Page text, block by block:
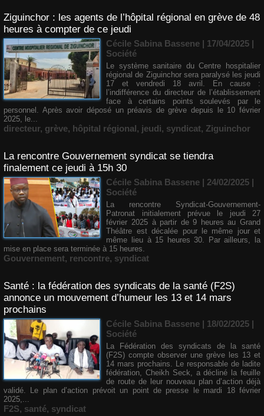
Ziguinchor : les agents de l’hôpital régional en grève de 48
heures à compter de ce jeudi
Cécile Sabina Bassene | 17/04/2025 |
Société
Le système sanitaire du Centre hospitalier
régional de Ziguinchor sera paralysé les jeudi
17 et vendredi 18 avril. En cause :
l’indifférence du directeur de l’établissement
face à certains points soulevés par le
personnel. Après avoir déposé un préavis de grève depuis le 10 février
2025, le...
directeur, grève, hôpital régional, jeudi, syndicat, Ziguinchor
La rencontre Gouvernement syndicat se tiendra
finalement ce jeudi à 15h 30
Cécile Sabina Bassene | 24/02/2025 |
Société
La rencontre Syndicat-Gouvernement-
Patronat initialement prévue le jeudi 27
février 2025 à partir de 9 heures au Grand
Théâtre est décalée pour le même jour et
même lieu à 15 heures 30. Par ailleurs, la
mise en place sera terminée à 15 heures.
Gouvernement, rencontre, syndicat
Santé : la fédération des syndicats de la santé (F2S)
annonce un mouvement d’humeur les 13 et 14 mars
prochains
Cécile Sabina Bassene | 18/02/2025 |
Société
La Fédération des syndicats de la santé
(F2S) compte observer une grève les 13 et
14 mars prochains. Le responsable de ladite
fédération, Cheikh Seck, a décliné la feuille
de route de leur nouveau plan d’action déjà
validé. Le plan d’action prévoit un point de presse le mardi 18 février
2025,...
F2S, santé, syndicat